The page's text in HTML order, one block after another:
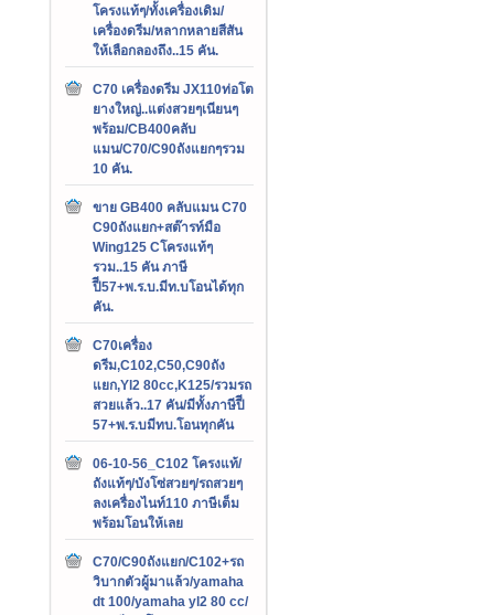
โครงแท้ๆ/ทั้งเครื่องเดิม/
เครื่องดรีม/หลากหลายสีสัน
ให้เลือกลองถึง..15 คัน.
C70 เครื่องดรีม JX110ท่อโต
ยางใหญ่..แต่งสวยๆเนียนๆ
พร้อม/CB400คลับ
แมน/C70/C90ถังแยกๆรวม
10 คัน.
ขาย GB400 คลับแมน C70
C90ถังแยก+สต๊ารท์มือ
Wing125 Cโครงแท้ๆ
รวม..15 คัน ภาษี
ปีี57+พ.ร.บ.มีท.บโอนได้ทุก
คัน.
C70เครื่อง
ดรีม,C102,C50,C90ถัง
แยก,Yl2 80cc,K125/รวมรถ
สวยแล้ว..17 คัน/มีทั้งภาษีปีี
57+พ.ร.บมีทบ.โอนทุกคัน
06-10-56_C102 โครงแท้/
ถังแท้ๆ/บังโซ่สวยๆ/รถสวยๆ
ลงเครื่องไนท์110 ภาษีเต็ม
พร้อมโอนให้เลย
C70/C90ถังแยก/C102+รถ
วิบากตัวผู้มาแล้ว/yamaha
dt 100/yamaha yl2 80 cc/